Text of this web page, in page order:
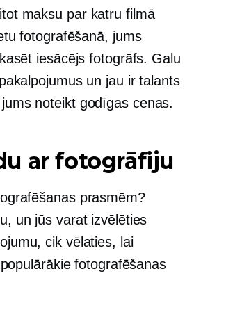
maksu par katru filmā
fotografēšanā, jums
iesācējs fotogrāfs. Galu
un jau ir talants
noteikt godīgas cenas.
ar fotogrāfiju
prasmēm?
un jūs varat izvēlēties
cik vēlaties, lai
fotografēšanas